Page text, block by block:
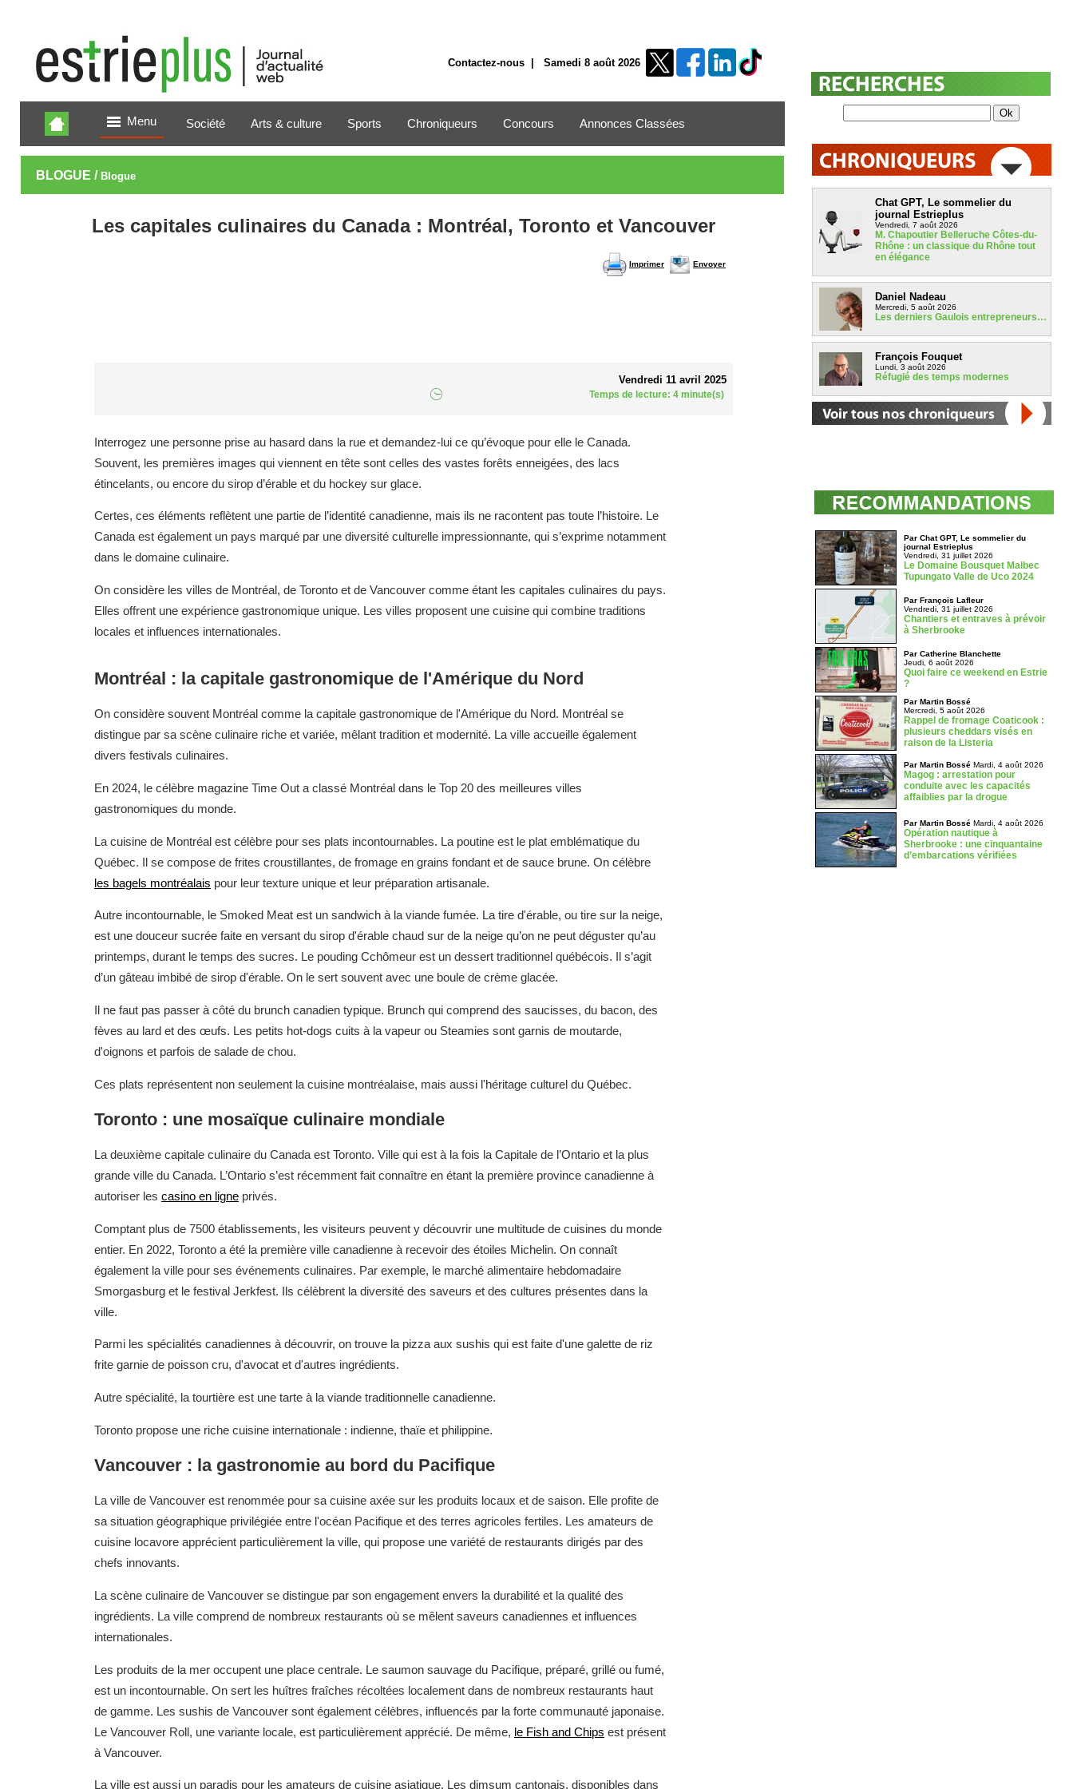
Contactez-nous| Samedi 8 août 2026
Menu Société Arts & culture Sports Chroniqueurs Concours Annonces Classées
BLOGUE / Blogue
Les capitales culinaires du Canada : Montréal, Toronto et Vancouver
Imprimer Envoyer
Vendredi 11 avril 2025
Temps de lecture: 4 minute(s)
Interrogez une personne prise au hasard dans la rue et demandez-lui ce qu’évoque pour elle le Canada.
Souvent, les premières images qui viennent en tête sont celles des vastes forêts enneigées, des lacs
étincelants, ou encore du sirop d’érable et du hockey sur glace.
Certes, ces éléments reflètent une partie de l’identité canadienne, mais ils ne racontent pas toute l’histoire. Le
Canada est également un pays marqué par une diversité culturelle impressionnante, qui s’exprime notamment
dans le domaine culinaire.
On considère les villes de Montréal, de Toronto et de Vancouver comme étant les capitales culinaires du pays.
Elles offrent une expérience gastronomique unique. Les villes proposent une cuisine qui combine traditions
locales et influences internationales.
Montréal : la capitale gastronomique de l'Amérique du Nord
On considère souvent Montréal comme la capitale gastronomique de l'Amérique du Nord. Montréal se
distingue par sa scène culinaire riche et variée, mêlant tradition et modernité. La ville accueille également
divers festivals culinaires.
En 2024, le célèbre magazine Time Out a classé Montréal dans le Top 20 des meilleures villes
gastronomiques du monde.
La cuisine de Montréal est célèbre pour ses plats incontournables. La poutine est le plat emblématique du
Québec. Il se compose de frites croustillantes, de fromage en grains fondant et de sauce brune. On célèbre
les bagels montréalais pour leur texture unique et leur préparation artisanale.
Autre incontournable, le Smoked Meat est un sandwich à la viande fumée. La tire d'érable, ou tire sur la neige,
est une douceur sucrée faite en versant du sirop d'érable chaud sur de la neige qu’on ne peut déguster qu’au
printemps, durant le temps des sucres. Le pouding Cchômeur est un dessert traditionnel québécois. Il s’agit
d’un gâteau imbibé de sirop d'érable. On le sert souvent avec une boule de crème glacée.
Il ne faut pas passer à côté du brunch canadien typique. Brunch qui comprend des saucisses, du bacon, des
fèves au lard et des œufs. Les petits hot-dogs cuits à la vapeur ou Steamies sont garnis de moutarde,
d'oignons et parfois de salade de chou.
Ces plats représentent non seulement la cuisine montréalaise, mais aussi l'héritage culturel du Québec.
Toronto : une mosaïque culinaire mondiale
La deuxième capitale culinaire du Canada est Toronto. Ville qui est à la fois la Capitale de l’Ontario et la plus
grande ville du Canada. L’Ontario s’est récemment fait connaître en étant la première province canadienne à
autoriser les casino en ligne privés.
Comptant plus de 7500 établissements, les visiteurs peuvent y découvrir une multitude de cuisines du monde
entier. En 2022, Toronto a été la première ville canadienne à recevoir des étoiles Michelin. On connaît
également la ville pour ses événements culinaires. Par exemple, le marché alimentaire hebdomadaire
Smorgasburg et le festival Jerkfest. Ils célèbrent la diversité des saveurs et des cultures présentes dans la
ville.
Parmi les spécialités canadiennes à découvrir, on trouve la pizza aux sushis qui est faite d'une galette de riz
frite garnie de poisson cru, d'avocat et d'autres ingrédients.
Autre spécialité, la tourtière est une tarte à la viande traditionnelle canadienne.
Toronto propose une riche cuisine internationale : indienne, thaïe et philippine.
Vancouver : la gastronomie au bord du Pacifique
La ville de Vancouver est renommée pour sa cuisine axée sur les produits locaux et de saison. Elle profite de
sa situation géographique privilégiée entre l'océan Pacifique et des terres agricoles fertiles. Les amateurs de
cuisine locavore apprécient particulièrement la ville, qui propose une variété de restaurants dirigés par des
chefs innovants.
La scène culinaire de Vancouver se distingue par son engagement envers la durabilité et la qualité des
ingrédients. La ville comprend de nombreux restaurants où se mêlent saveurs canadiennes et influences
internationales.
Les produits de la mer occupent une place centrale. Le saumon sauvage du Pacifique, préparé, grillé ou fumé,
est un incontournable. On sert les huîtres fraîches récoltées localement dans de nombreux restaurants haut
de gamme. Les sushis de Vancouver sont également célèbres, influencés par la forte communauté japonaise.
Le Vancouver Roll, une variante locale, est particulièrement apprécié. De même, le Fish and Chips est présent
à Vancouver.
La ville est aussi un paradis pour les amateurs de cuisine asiatique. Les dimsum cantonais, disponibles dans
Chat GPT, Le sommelier du
journal Estrieplus
Vendredi, 7 août 2026
M. Chapoutier Belleruche Côtes-du-
Rhône : un classique du Rhône tout
en élégance
Daniel Nadeau
Mercredi, 5 août 2026
Les derniers Gaulois entrepreneurs…
François Fouquet
Lundi, 3 août 2026
Réfugié des temps modernes
Par Chat GPT, Le sommelier du
journal Estrieplus
Vendredi, 31 juillet 2026
Le Domaine Bousquet Malbec
Tupungato Valle de Uco 2024
Par François Lafleur
Vendredi, 31 juillet 2026
Chantiers et entraves à prévoir
à Sherbrooke
Par Catherine Blanchette
Jeudi, 6 août 2026
Quoi faire ce weekend en Estrie
?
Par Martin Bossé
Mercredi, 5 août 2026
Rappel de fromage Coaticook :
plusieurs cheddars visés en
raison de la Listeria
Par Martin BosséMardi, 4 août 2026
Magog : arrestation pour
conduite avec les capacités
affaiblies par la drogue
Par Martin BosséMardi, 4 août 2026
Opération nautique à
Sherbrooke : une cinquantaine
d’embarcations vérifiées